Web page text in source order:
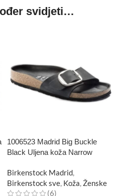
svidjeti…
1006523 Madrid Big Buckle
Black Uljena koža Narrow
Birkenstock Madrid,
Birkenstock sve, Koža, Ženske
(6)